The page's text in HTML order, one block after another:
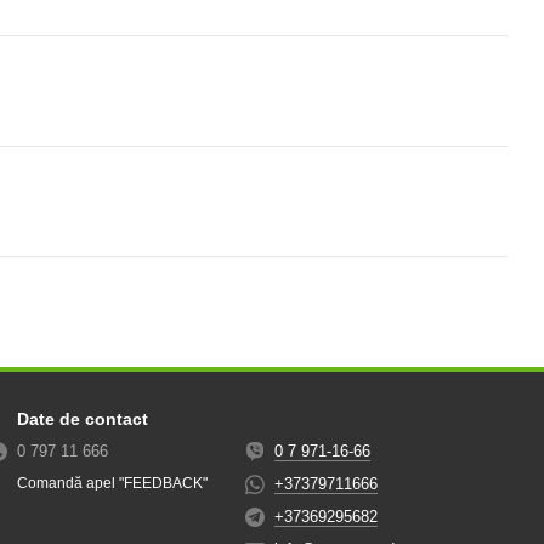
Date de contact
0 797 11 666
Comandă apel "FEEDBACK"
0 7 971-16-66
+37379711666
+37369295682